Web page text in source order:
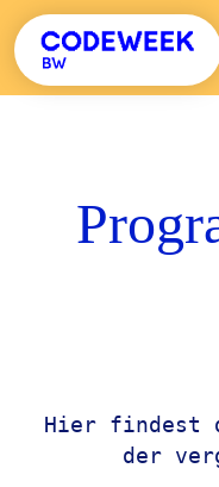
Zum Hauptinhalt springen
Hier findest
der